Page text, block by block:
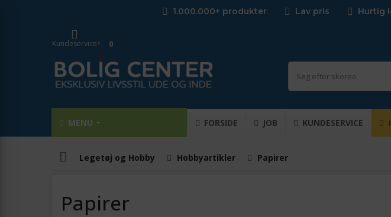
1.000.000+ produkter Lav pris Hurtig
Kundeservice 0
MENU FORSIDE JOB KUNDESERVICE
Legetøj og Hobby Hobbyartikler Papirer
Papirer